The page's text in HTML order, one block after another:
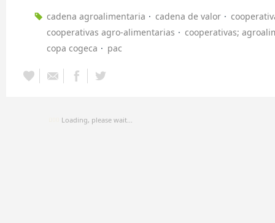
cadena agroalimentaria cadena de valor
cooperativas agro-alimentarias
cooperativas;
copa cogeca
pac
Loading, please wait...